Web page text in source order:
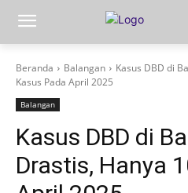
Beranda Balangan
Kasus DBD di
Kasus Pada April 2025
Balangan
Kasus DBD di
Drastis, Hanya